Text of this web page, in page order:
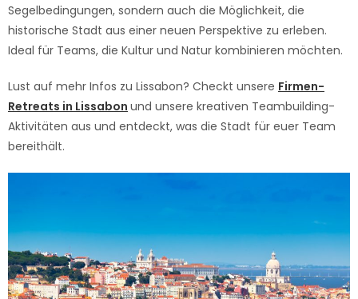
Segelbedingungen, sondern auch die Möglichkeit, die
historische Stadt aus einer neuen Perspektive zu erleben.
Ideal für Teams, die Kultur und Natur kombinieren möchten.
Lust auf mehr Infos zu Lissabon? Checkt unsere Firmen-
Retreats in Lissabon und unsere kreativen Teambuilding-
Aktivitäten aus und entdeckt, was die Stadt für euer Team
bereithält.